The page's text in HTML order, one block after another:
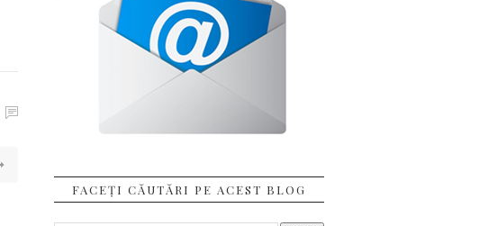
FACEȚI CĂUTĂRI PE ACEST BLOG